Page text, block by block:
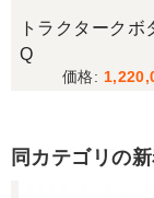
うな間違
とうござ
トラクタークボ
Q
同カテゴリの